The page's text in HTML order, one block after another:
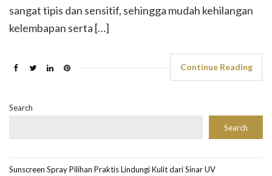
sangat tipis dan sensitif, sehingga mudah kehilangan
kelembapan serta […]
Continue Reading
Search
Search
Sunscreen Spray Pilihan Praktis Lindungi Kulit dari Sinar UV